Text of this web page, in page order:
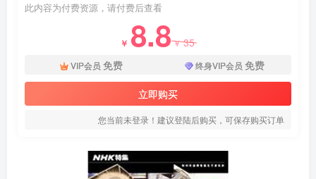
此内容为付费资源，请付费后查看
￥ 8.8￥35
VIP会员 免费 终身VIP会员 免费
立即购买
您当前未登录！建议登陆后购买，可保存购买订单